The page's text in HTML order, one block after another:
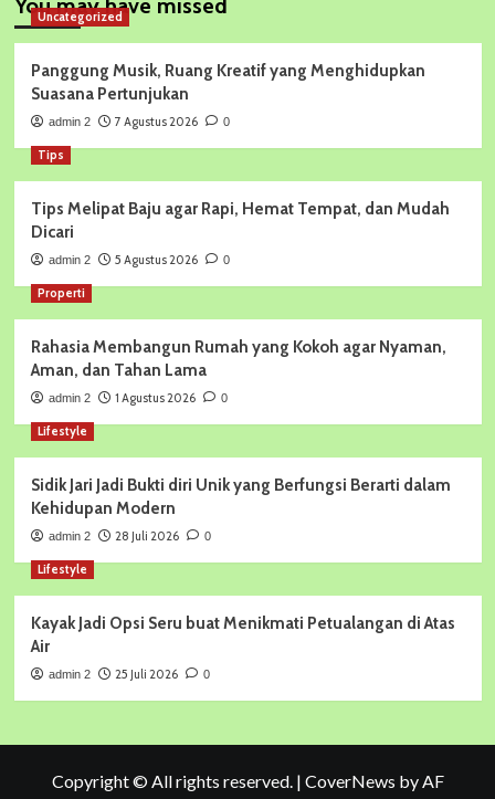
You may have missed
Uncategorized
Panggung Musik, Ruang Kreatif yang Menghidupkan
Suasana Pertunjukan
admin 2 7 Agustus 2026 0
Tips
Tips Melipat Baju agar Rapi, Hemat Tempat, dan Mudah
Dicari
admin 2 5 Agustus 2026 0
Properti
Rahasia Membangun Rumah yang Kokoh agar Nyaman,
Aman, dan Tahan Lama
admin 2 1 Agustus 2026 0
Lifestyle
Sidik Jari Jadi Bukti diri Unik yang Berfungsi Berarti dalam
Kehidupan Modern
admin 2 28 Juli 2026 0
Lifestyle
Kayak Jadi Opsi Seru buat Menikmati Petualangan di Atas
Air
admin 2 25 Juli 2026 0
Copyright © All rights reserved. | CoverNews by AF